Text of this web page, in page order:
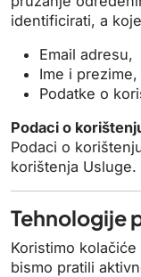
identificirati, a
Email adresu,
Ime i prezime,
Podatke o
Podaci o
Podaci o
korištenja Usluge.
Tehnologije
Koristimo
bismo pratili